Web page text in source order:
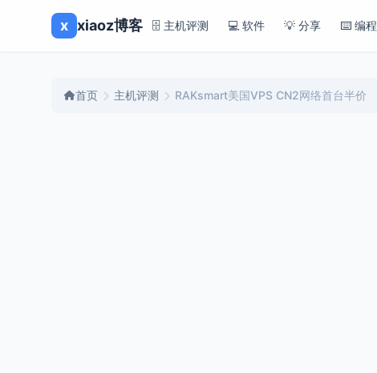
x xiaoz博客 🗄️ 主机评测 💻 软件 💡 分享 ⌨️ 编程
首页 主机评测 RAKsmart美国VPS CN2网络首台半价